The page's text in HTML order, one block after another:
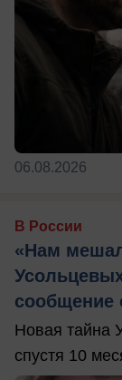
06.08.2026
В России
«Нам
сообщение
Новая тайна
спустя 10